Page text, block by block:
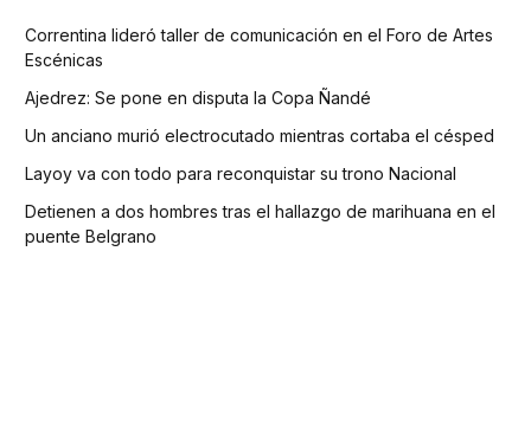
Correntina lideró taller de comunicación en el Foro de Artes
Escénicas
Ajedrez: Se pone en disputa la Copa Ñandé
Un anciano murió electrocutado mientras cortaba el césped
Layoy va con todo para reconquistar su trono Nacional
Detienen a dos hombres tras el hallazgo de marihuana en el
puente Belgrano